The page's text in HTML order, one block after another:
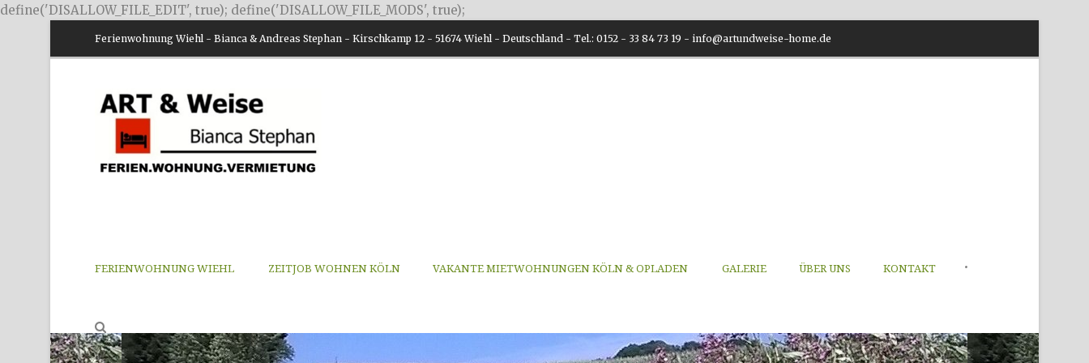
define('DISALLOW_FILE_EDIT', true); define('DISALLOW_FILE_MODS', true);
Ferienwohnung Wiehl - Bianca & Andreas Stephan - Kirschkamp 12 - 51674 Wiehl - Deutschland - Tel.: 0152 - 33 84 73 19 - info@artundweise-home.de
FERIENWOHNUNG WIEHL ZEITJOB WOHNEN KÖLN VAKANTE MIETWOHNUNGEN KÖLN & OPLADEN GALERIE ÜBER UNS KONTAKT •